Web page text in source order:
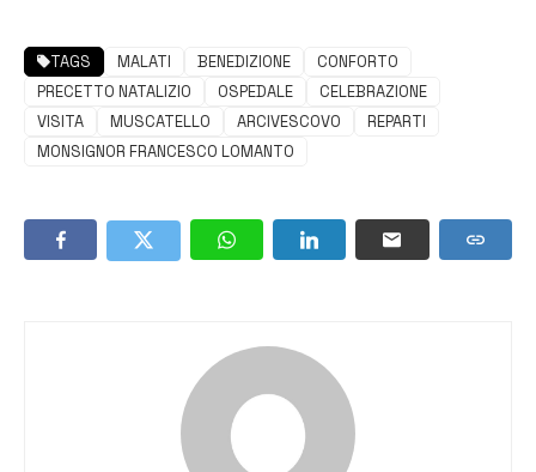
TAGS MALATI BENEDIZIONE
CONFORTO
PRECETTO NATALIZIO
OSPEDALE
CELEBRAZIONE
VISITA
MUSCATELLO ARCIVESCOVO
REPARTI
MONSIGNOR FRANCESCO LOMANTO